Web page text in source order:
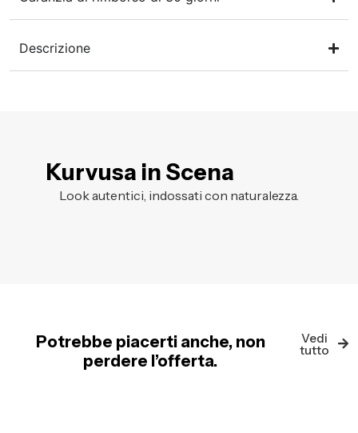
Descrizione
Kurvusa in Scena
Look autentici, indossati con naturalezza.
Potrebbe piacerti anche, non
perdere l’offerta.
Vedi
tutto